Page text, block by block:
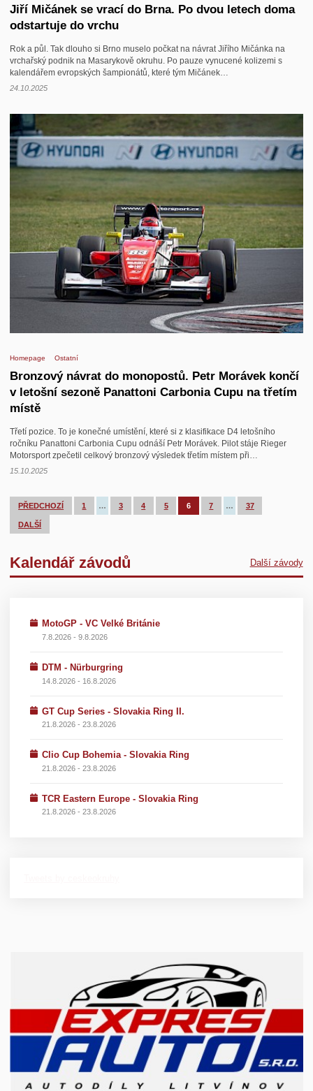
Jiří Mičánek se vrací do Brna. Po dvou letech doma
odstartuje do vrchu
Rok a půl. Tak dlouho si Brno muselo počkat na návrat Jiřího Mičánka na
vrchařský podnik na Masarykově okruhu. Po pauze vynucené kolizemi s
kalendářem evropských šampionátů, které tým Mičánek…
24.10.2025
Homepage Ostatní
Bronzový návrat do monopostů. Petr Morávek končí
v letošní sezoně Panattoni Carbonia Cupu na třetím
místě
Třetí pozice. To je konečné umístění, které si z klasifikace D4 letošního
ročníku Panattoni Carbonia Cupu odnáší Petr Morávek. Pilot stáje Rieger
Motorsport zpečetil celkový bronzový výsledek třetím místem při…
15.10.2025
PŘEDCHOZÍ 1 … 3 4 5 6 7 … 37
DALŠÍ
Kalendář závodů Další závody
MotoGP - VC Velké Británie
7.8.2026 - 9.8.2026
DTM - Nürburgring
14.8.2026 - 16.8.2026
GT Cup Series - Slovakia Ring II.
21.8.2026 - 23.8.2026
Clio Cup Bohemia - Slovakia Ring
21.8.2026 - 23.8.2026
TCR Eastern Europe - Slovakia Ring
21.8.2026 - 23.8.2026